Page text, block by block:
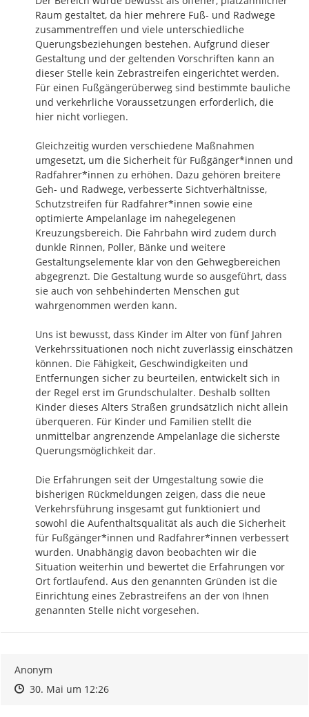
Raum gestaltet, da hier mehrere Fuß- und Radwege
zusammentreffen und viele unterschiedliche
Querungsbeziehungen bestehen. Aufgrund dieser
Gestaltung und der geltenden Vorschriften kann an
dieser Stelle kein Zebrastreifen eingerichtet werden.
Für einen Fußgängerüberweg sind bestimmte bauliche
und verkehrliche Voraussetzungen erforderlich, die
hier nicht vorliegen.
Gleichzeitig wurden verschiedene Maßnahmen
umgesetzt, um die Sicherheit für Fußgänger*innen und
Radfahrer*innen zu erhöhen. Dazu gehören breitere
Geh- und Radwege, verbesserte Sichtverhältnisse,
Schutzstreifen für Radfahrer*innen sowie eine
optimierte Ampelanlage im nahegelegenen
Kreuzungsbereich. Die Fahrbahn wird zudem durch
dunkle Rinnen, Poller, Bänke und weitere
Gestaltungselemente klar von den Gehwegbereichen
abgegrenzt. Die Gestaltung wurde so ausgeführt, dass
sie auch von sehbehinderten Menschen gut
wahrgenommen werden kann.
Uns ist bewusst, dass Kinder im Alter von fünf Jahren
Verkehrssituationen noch nicht zuverlässig einschätzen
können. Die Fähigkeit, Geschwindigkeiten und
Entfernungen sicher zu beurteilen, entwickelt sich in
der Regel erst im Grundschulalter. Deshalb sollten
Kinder dieses Alters Straßen grundsätzlich nicht allein
überqueren. Für Kinder und Familien stellt die
unmittelbar angrenzende Ampelanlage die sicherste
Querungsmöglichkeit dar.
Die Erfahrungen seit der Umgestaltung sowie die
bisherigen Rückmeldungen zeigen, dass die neue
Verkehrsführung insgesamt gut funktioniert und
sowohl die Aufenthaltsqualität als auch die Sicherheit
für Fußgänger*innen und Radfahrer*innen verbessert
wurden. Unabhängig davon beobachten wir die
Situation weiterhin und bewertet die Erfahrungen vor
Ort fortlaufend. Aus den genannten Gründen ist die
Einrichtung eines Zebrastreifens an der von Ihnen
genannten Stelle nicht vorgesehen.
Anonym
Zeitpunkt des Erstellens
Zeitpunkt des Erstellens
30. Mai um 12:26Zur Äußerung